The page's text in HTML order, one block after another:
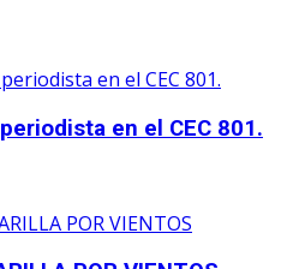
en el CEC 801.